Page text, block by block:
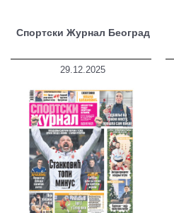
Спортски Журнал Београд
29.12.2025